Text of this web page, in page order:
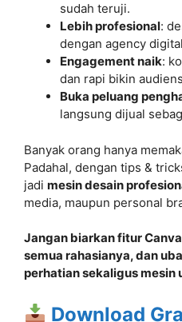
sudah teruji.
Lebih profesional:
dengan agency
Engagement naik:
dan rapi bikin
Buka peluang
langsung dijual
Banyak orang hanya
Padahal, dengan tips &
jadi mesin desain
media, maupun personal
Jangan biarkan fitur
semua rahasianya, dan
perhatian sekaligus mesin
Download